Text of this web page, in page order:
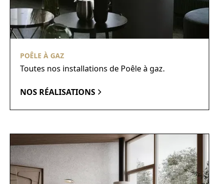
POÊLE À GAZ
Toutes nos installations de Poêle à gaz.
NOS RÉALISATIONS